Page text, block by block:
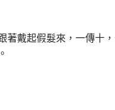
著戴起假髮來，一傳十